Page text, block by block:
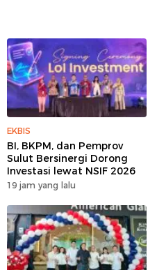
EKBIS
BI, BKPM, dan Pemprov
Sulut Bersinergi Dorong
Investasi lewat NSIF 2026
19 jam yang lalu